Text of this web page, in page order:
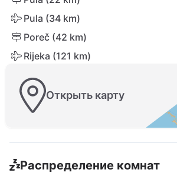
Pula (34 km)
Poreč (42 km)
Rijeka (121 km)
Открыть карту
Распределение комнат